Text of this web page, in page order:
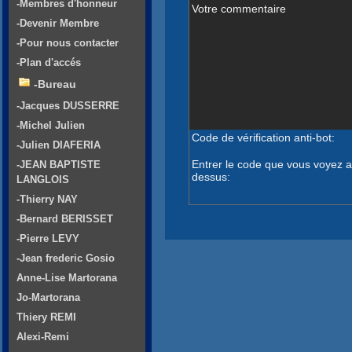
Votre commentaire
Code de vérification anti-bot:
Entrer le code que vous voyez
dessus:
-Membres d'honneur
-Devenir Membre
-Pour nous contacter
-Plan d'accés
-Bureau
-Jacques DUSSERRE
-Michel Julien
-Julien DIAFERIA
-JEAN BAPTISTE
LANGLOIS
-Thierry NAY
-Bernard BERISSET
-Pierre LEVY
-Jean frederic Gosio
Anne-Lise Martorana
Jo-Martorana
Thiery REMI
Alexi-Remi